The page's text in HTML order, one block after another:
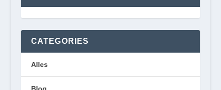
CATEGORIES
Alles